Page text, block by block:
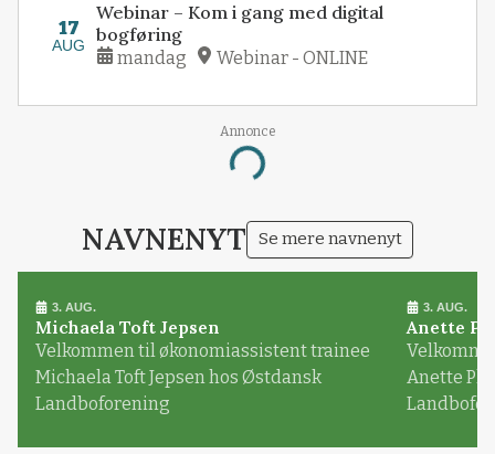
17
AUG
Webinar – Kom i gang med digital
bogføring
mandag Webinar - ONLINE
Annonce
Loading...
NAVNENYT Se mere navnenyt
3. AUG.
Michaela Toft Jepsen
Velkommen til økonomiassistent trainee
Michaela Toft Jepsen hos Østdansk
Landboforening
3. AUG.
Anette
Anette